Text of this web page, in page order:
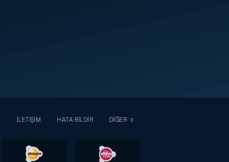
İLETİŞİM HATA BİLDİR DİĞER